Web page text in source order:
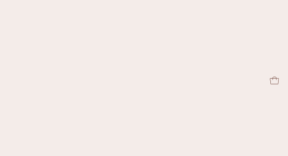
extra al ancho y alto de tu muro